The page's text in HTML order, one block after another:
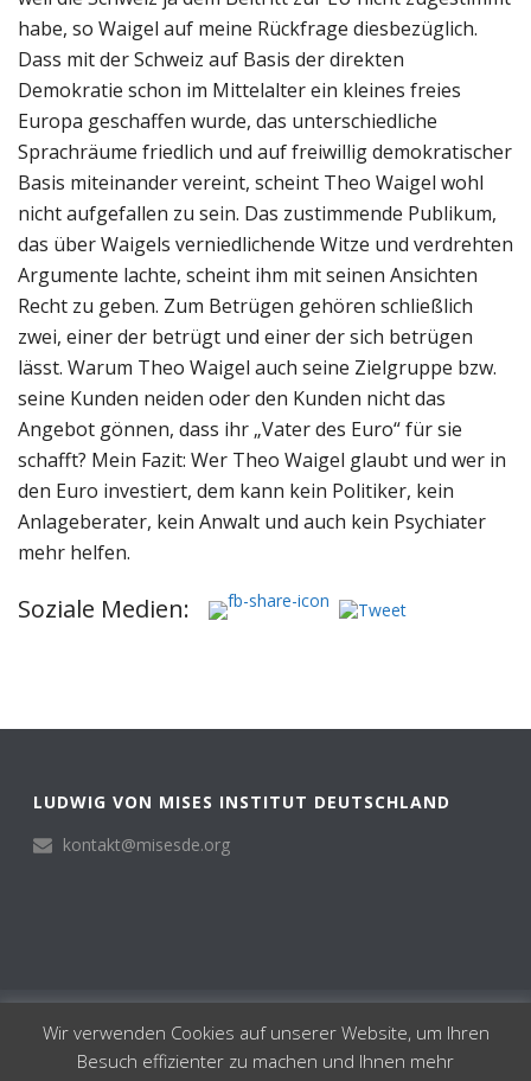
habe, so Waigel auf meine Rückfrage diesbezüglich.
Dass mit der Schweiz auf Basis der direkten
Demokratie schon im Mittelalter ein kleines freies
Europa geschaffen wurde, das unterschiedliche
Sprachräume friedlich und auf freiwillig demokratischer
Basis miteinander vereint, scheint Theo Waigel wohl
nicht aufgefallen zu sein. Das zustimmende Publikum,
das über Waigels verniedlichende Witze und verdrehten
Argumente lachte, scheint ihm mit seinen Ansichten
Recht zu geben. Zum Betrügen gehören schließlich
zwei, einer der betrügt und einer der sich betrügen
lässt. Warum Theo Waigel auch seine Zielgruppe bzw.
seine Kunden neiden oder den Kunden nicht das
Angebot gönnen, dass ihr „Vater des Euro“ für sie
schafft? Mein Fazit: Wer Theo Waigel glaubt und wer in
den Euro investiert, dem kann kein Politiker, kein
Anlageberater, kein Anwalt und auch kein Psychiater
mehr helfen.
Soziale Medien:
LUDWIG VON MISES INSTITUT DEUTSCHLAND
kontakt@misesde.org
Institut
Impressum
Wir verwenden Cookies auf unserer Website, um Ihren
Besuch effizienter zu machen und Ihnen mehr